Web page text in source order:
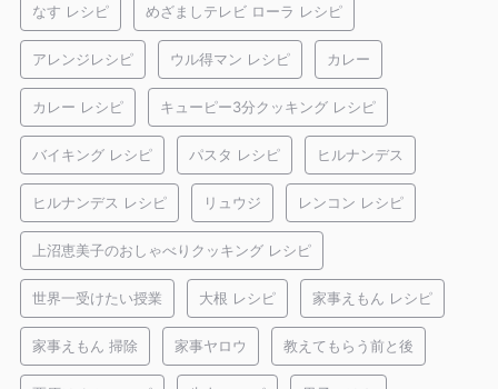
なす レシピ めざましテレビ ローラ レシピ
アレンジレシピ ウル得マン レシピ カレー
カレー レシピ キューピー3分クッキング レシピ
バイキング レシピ パスタ レシピ ヒルナンデス
ヒルナンデス レシピ リュウジ レンコン レシピ
上沼恵美子のおしゃべりクッキング レシピ
世界一受けたい授業 大根 レシピ 家事えもん レシピ
家事えもん 掃除 家事ヤロウ 教えてもらう前と後